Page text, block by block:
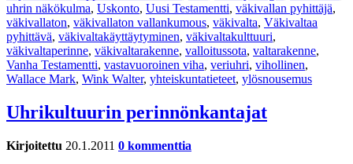
uhrin näkökulma, Uskonto, Uusi Testamentti, väkivallan pyhittäjä,
väkivallaton, väkivallaton vallankumous, väkivalta, Väkivaltaa
pyhittävä, väkivaltakäyttäytyminen, väkivaltakulttuuri,
väkivaltaperinne, väkivaltarakenne, valloitussota, valtarakenne,
Vanha Testamentti, vastavuoroinen viha, veriuhri, vihollinen,
Wallace Mark, Wink Walter, yhteiskuntatieteet, ylösnousemus
Uhrikultuurin perinnönkantajat
Kirjoitettu 20.1.2011 0 kommenttia